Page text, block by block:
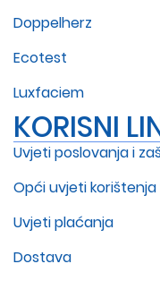
Doppelherz
Ecotest
Luxfaciem
KORISNI
Uvjeti poslovanja i
Opći uvjeti
Uvjeti plaćanja
Dostava